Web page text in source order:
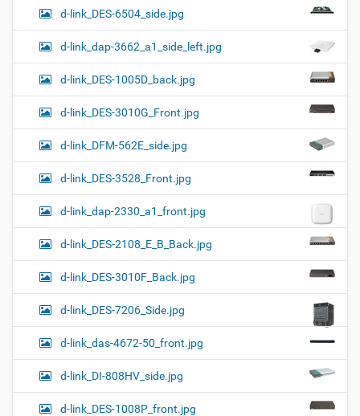
d-link_DES-6504_side.jpg
d-link_dap-3662_a1_side_left.jpg
d-link_DES-1005D_back.jpg
d-link_DES-3010G_Front.jpg
d-link_DFM-562E_side.jpg
d-link_DES-3528_Front.jpg
d-link_dap-2330_a1_front.jpg
d-link_DES-2108_E_B_Back.jpg
d-link_DES-3010F_Back.jpg
d-link_DES-7206_Side.jpg
d-link_das-4672-50_front.jpg
d-link_DI-808HV_side.jpg
d-link_DES-1008P_front.jpg